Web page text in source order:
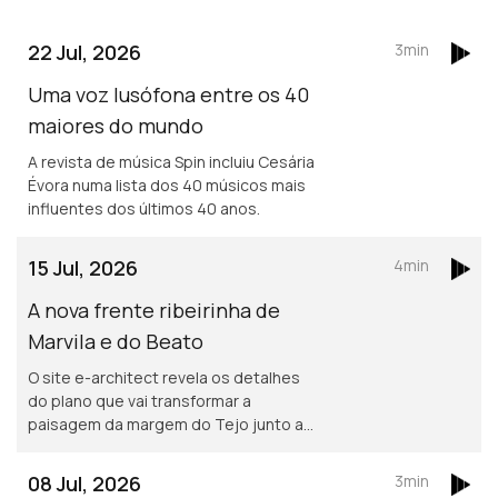
22 Jul, 2026
Uma voz lusófona entre os 40
maiores do mundo
A revista de música Spin incluiu Cesária
Évora numa lista dos 40 músicos mais
influentes dos últimos 40 anos.
3min
15 Jul, 2026
A nova frente ribeirinha de
Marvila e do Beato
O site e-architect revela os detalhes
do plano que vai transformar a
paisagem da margem do Tejo junto a
4min
08 Jul, 2026 3min